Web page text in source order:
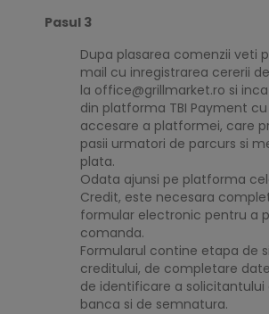
Pasul 3
Dupa plasarea comenzii veti
mail cu inregistrarea cererii
la office@grillmarket.ro si
din platforma TBI Payment
accesare a platformei, care
pasii urmatori de parcurs si
plata.
Odata ajunsi pe platforma
Credit, este necesara
formular electronic pentru a
comanda.
Formularul contine etapa de
creditului, de completare
de identificare a solicitantului
banca si de semnatura.